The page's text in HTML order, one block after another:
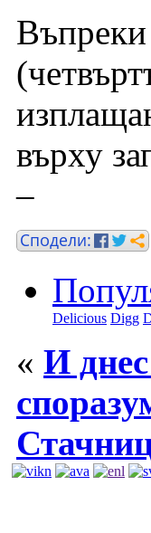
Въпреки
върху
–
Delicious Digg
« И